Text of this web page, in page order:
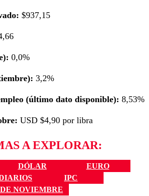
$937,15
0,0%
3,2%
(último dato disponible): 8,53%
USD $4,90 por libra
A EXPLORAR:
DÓLAR
EURO
IPC
NOVIEMBRE